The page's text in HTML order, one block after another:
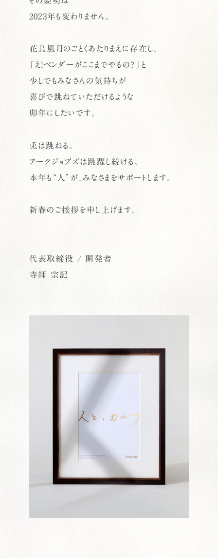
2023年も変わりません。
花鳥風月のごとくあたりまえに存在し、
「え！ベンダーがここまでやるの？」と
少しでもみなさんの気持ちが
喜びで跳ねていただけるような
卯年にしたいです。
兎は跳ねる。
アークジョブズは跳躍し続ける。
本年も“人”が、みなさまをサポートします。
新春のご挨拶を申し上げます。
代表取締役 / 開発者
寺師 宗記